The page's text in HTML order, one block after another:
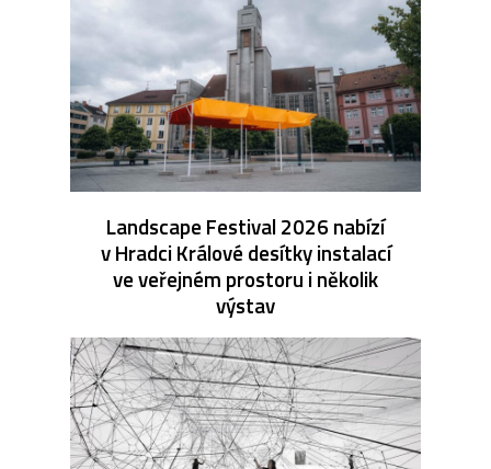
Landscape Festival 2026 nabízí
v Hradci Králové desítky instalací
ve veřejném prostoru i několik
výstav